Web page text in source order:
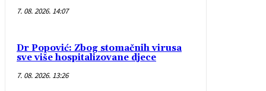
7. 08. 2026. 14:07
Dr Popović: Zbog stomačnih virusa
sve više hospitalizovane djece
7. 08. 2026. 13:26